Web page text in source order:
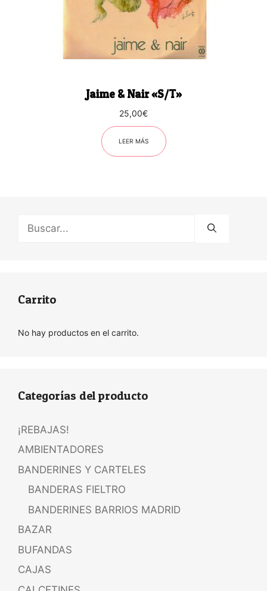
Jaime & Nair «S/T»
25,00€
LEER MÁS
Carrito
No hay productos en el carrito.
Categorías del producto
¡REBAJAS!
AMBIENTADORES
BANDERINES Y CARTELES
BANDERAS FIELTRO
BANDERINES BARRIOS MADRID
BAZAR
BUFANDAS
CAJAS